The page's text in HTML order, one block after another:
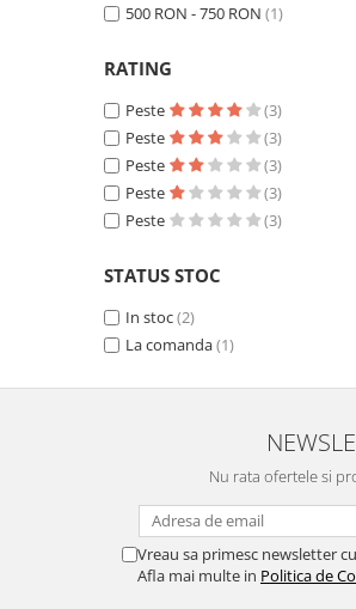
Curatare si intretinere
Plite, grile si tavi
UNELTE GRADINA
Scule de mana mari
500 RON - 750 RON (1)
RATING
Peste
(3)
Peste
(3)
Peste
(3)
Peste
(3)
Peste
(3)
STATUS STOC
In stoc(2)
La comanda(1)
Nu rata ofertele si
Vreau sa primesc newsletter
Afla mai multe in Politica de